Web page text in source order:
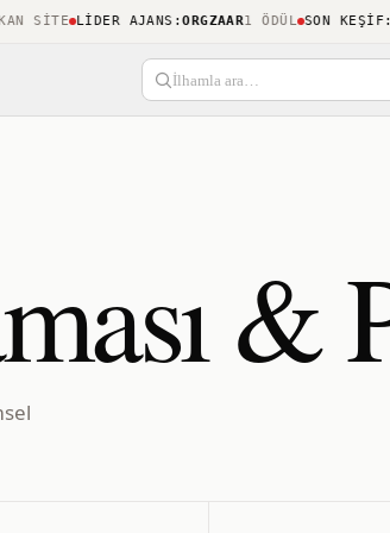
SITE LIDER AJANS:ORGZAAR1 ÖDÜL SON KEŞIF:
İlhamla ara…
&